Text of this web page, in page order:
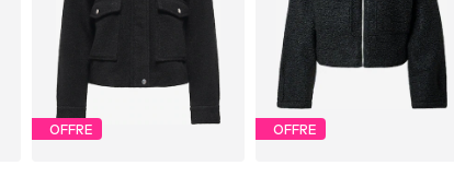
OFFRE OFFRE